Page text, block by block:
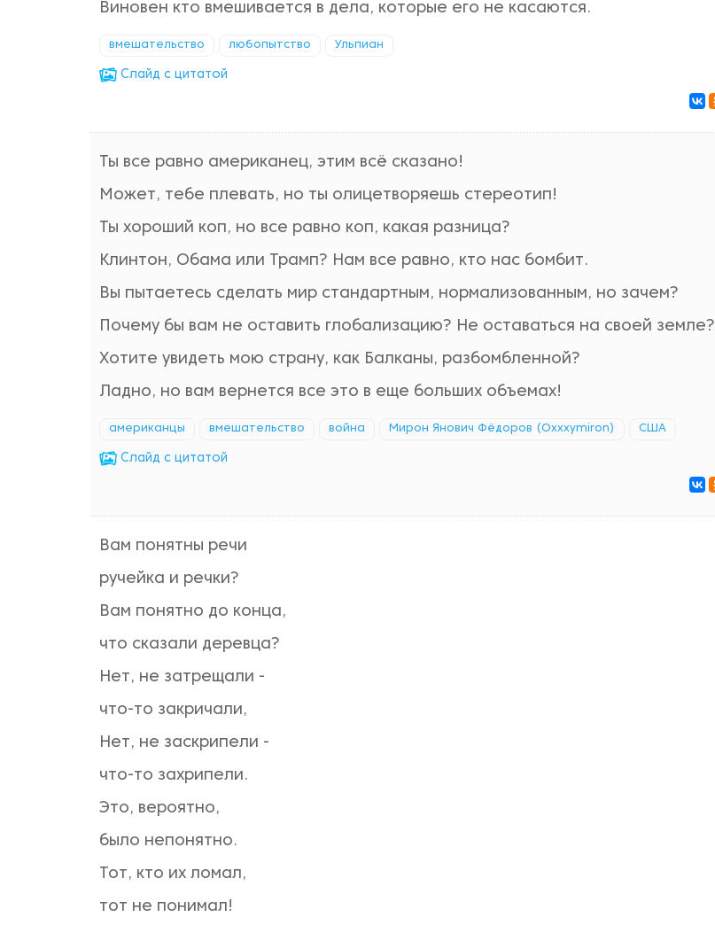
Виновен кто вмешивается в дела, которые его не касаются.
вмешательство любопытство Ульпиан
Cлайд с цитатой
Ты все равно американец, этим всё сказано!
Может, тебе плевать, но ты олицетворяешь стереотип!
Ты хороший коп, но все равно коп, какая разница?
Клинтон, Обама или Трамп? Нам все равно, кто нас бомбит.
Вы пытаетесь сделать мир стандартным, нормализованным, но зачем?
Почему бы вам не оставить глобализацию? Не оставаться на своей земле?
Хотите увидеть мою страну, как Балканы, разбомбленной?
Ладно, но вам вернется все это в еще больших объемах!
американцы вмешательство война Мирон Янович Фёдоров (Oxxxymiron) США
Cлайд с цитатой
Вам понятны речи
ручейка и речки?
Вам понятно до конца,
что сказали деревца?
Нет, не затрещали -
что-то закричали,
Нет, не заскрипели -
что-то захрипели.
Это, вероятно,
было непонятно.
Тот, кто их ломал,
тот не понимал!